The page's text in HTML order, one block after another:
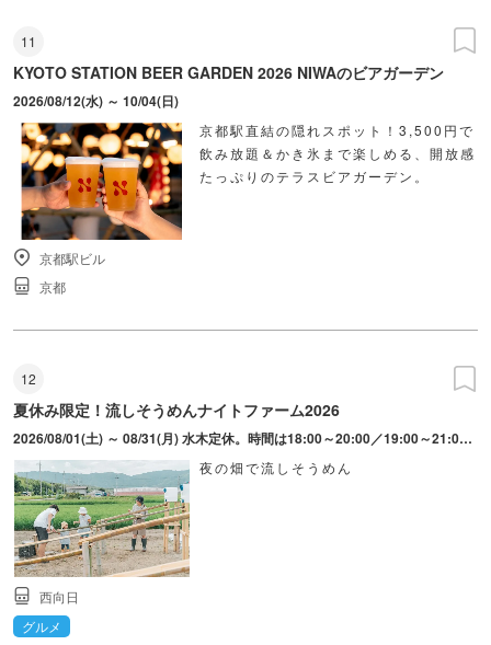
11
KYOTO STATION BEER GARDEN 2026 NIWAのビアガーデン
2026/08/12(水) ～ 10/04(日)
京都駅直結の隠れスポット！3,500円で
飲み放題＆かき氷まで楽しめる、開放感
たっぷりのテラスビアガーデン。
京都駅ビル
京都
12
夏休み限定！流しそうめんナイトファーム2026
2026/08/01(土) ～ 08/31(月) 水木定休。時間は18:00～20:00／19:00～21:00の2部制。
夜の畑で流しそうめん
西向日
グルメ